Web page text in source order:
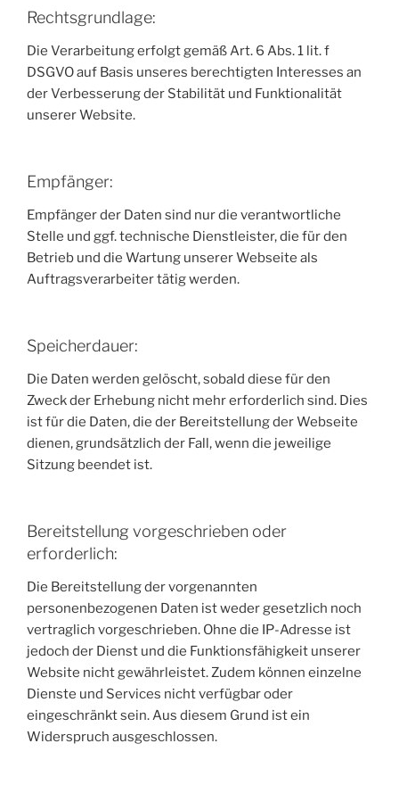
Rechtsgrundlage:
Die Verarbeitung erfolgt gemäß Art. 6 Abs. 1 lit. f
DSGVO auf Basis unseres berechtigten Interesses an
der Verbesserung der Stabilität und Funktionalität
unserer Website.
Empfänger:
Empfänger der Daten sind nur die verantwortliche
Stelle und ggf. technische Dienstleister, die für den
Betrieb und die Wartung unserer Webseite als
Auftragsverarbeiter tätig werden.
Speicherdauer:
Die Daten werden gelöscht, sobald diese für den
Zweck der Erhebung nicht mehr erforderlich sind. Dies
ist für die Daten, die der Bereitstellung der Webseite
dienen, grundsätzlich der Fall, wenn die jeweilige
Sitzung beendet ist.
Bereitstellung vorgeschrieben oder
erforderlich:
Die Bereitstellung der vorgenannten
personenbezogenen Daten ist weder gesetzlich noch
vertraglich vorgeschrieben. Ohne die IP-Adresse ist
jedoch der Dienst und die Funktionsfähigkeit unserer
Website nicht gewährleistet. Zudem können einzelne
Dienste und Services nicht verfügbar oder
eingeschränkt sein. Aus diesem Grund ist ein
Widerspruch ausgeschlossen.